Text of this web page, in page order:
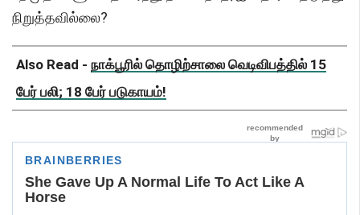
நிறுத்தவில்லை?
Also Read - நாக்பூரில் தொழிற்சாலை வெடிவிபத்தில் 15
பேர் பலி; 18 பேர் படுகாயம்!